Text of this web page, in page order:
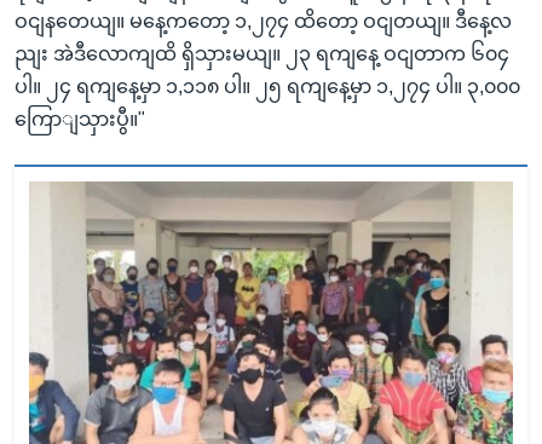
ဝငျနတေယျ။ မနေ့ကတော့ ၁,၂၇၄ ထိတော့ ဝငျတယျ။ ဒီနေ့လ
ညျး အဲဒီလောကျထိ ရှိသှားမယျ။ ၂၃ ရကျနေ့ ဝငျတာက ၆၀၄
ပါ။ ၂၄ ရကျနေ့မှာ ၁,၁၁၈ ပါ။ ၂၅ ရကျနေ့မှာ ၁,၂၇၄ ပါ။ ၃,၀၀၀
ကြောျသှားပွီ။"